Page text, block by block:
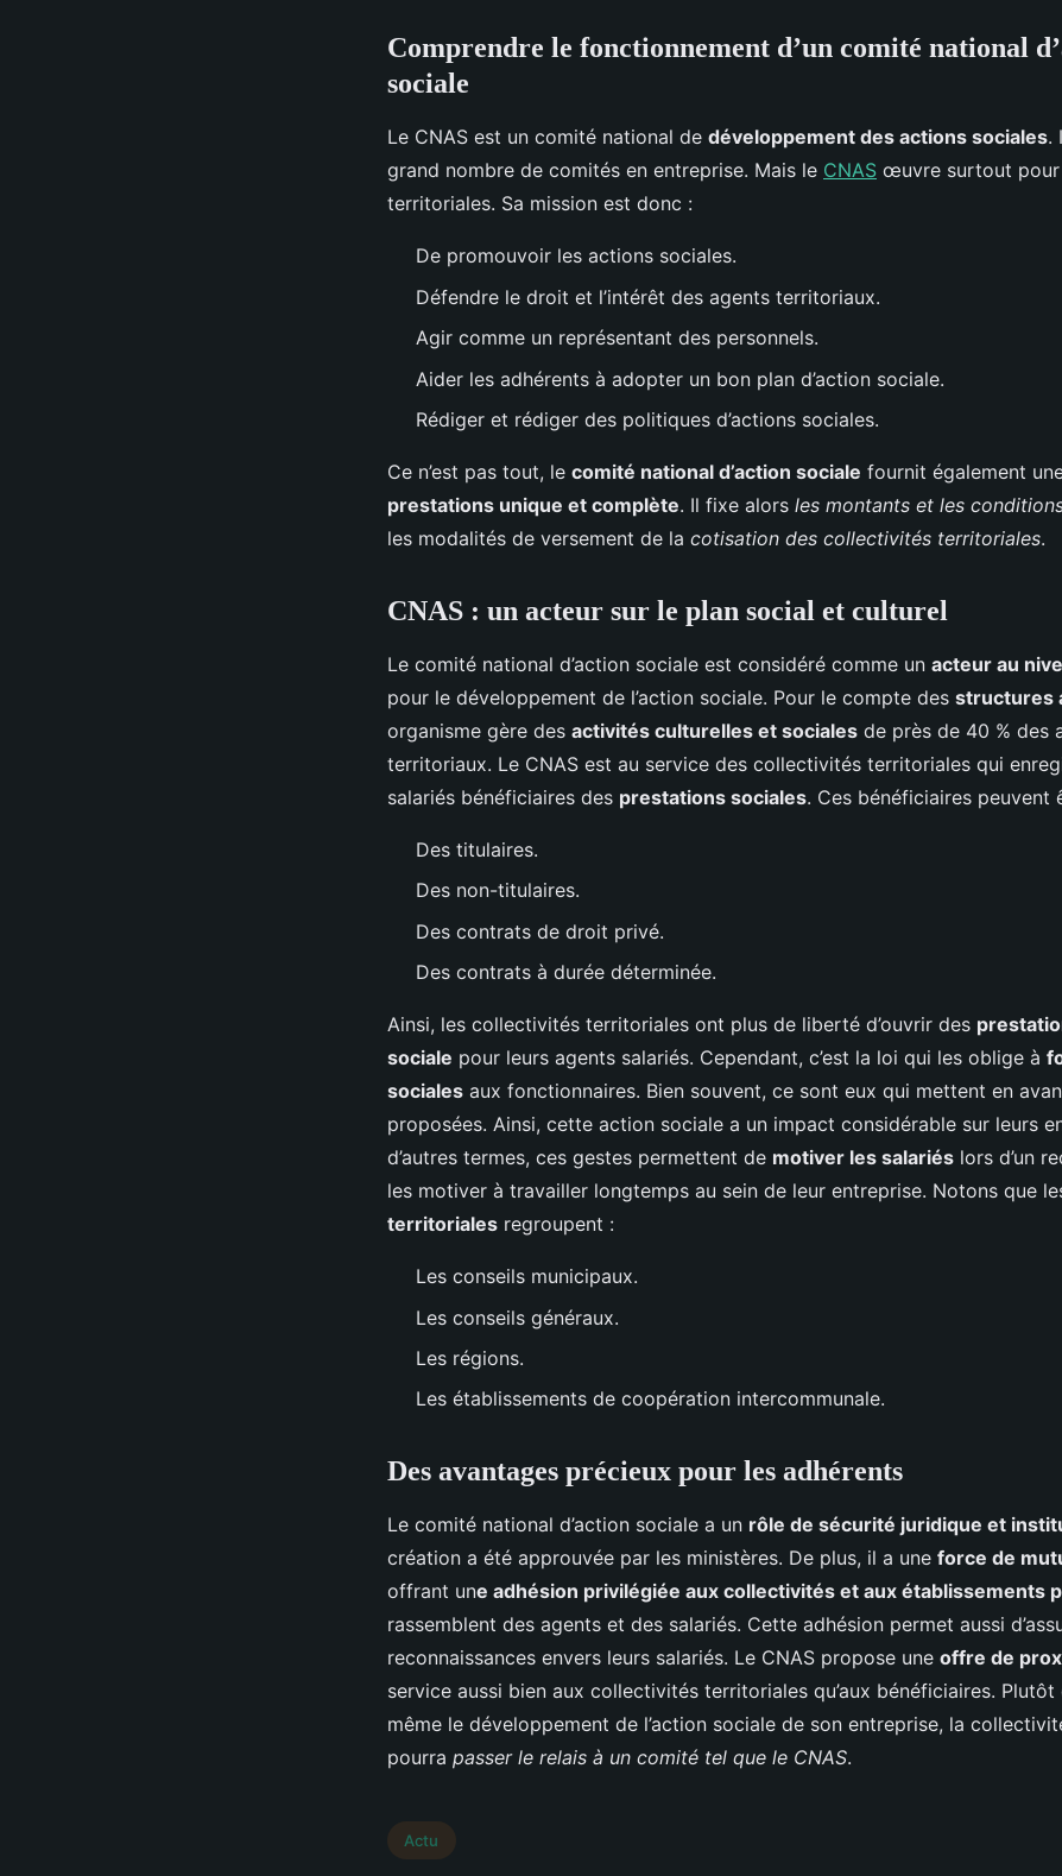
Comprendre le fonctionnement d’un comité national
sociale
Le CNAS est un comité national de développement des actions sociales.
grand nombre de comités en entreprise. Mais le CNAS œuvre surtout
territoriales. Sa mission est donc :
De promouvoir les actions sociales.
Défendre le droit et l’intérêt des agents territoriaux.
Agir comme un représentant des personnels.
Aider les adhérents à adopter un bon plan d’action sociale.
Rédiger et rédiger des politiques d’actions sociales.
Ce n’est pas tout, le comité national d’action sociale fournit également
prestations unique et complète. Il fixe alors les montants et les
les modalités de versement de la cotisation des collectivités territoriales.
CNAS : un acteur sur le plan social et culturel
Le comité national d’action sociale est considéré comme un acteur au
pour le développement de l’action sociale. Pour le compte des structures
organisme gère des activités culturelles et sociales de près de 40 % des
territoriaux. Le CNAS est au service des collectivités territoriales qui
salariés bénéficiaires des prestations sociales. Ces bénéficiaires peuvent
Des titulaires.
Des non-titulaires.
Des contrats de droit privé.
Des contrats à durée déterminée.
Ainsi, les collectivités territoriales ont plus de liberté d’ouvrir des
sociale pour leurs agents salariés. Cependant, c’est la loi qui les oblige à
sociales aux fonctionnaires. Bien souvent, ce sont eux qui mettent en
proposées. Ainsi, cette action sociale a un impact considérable sur leurs
d’autres termes, ces gestes permettent de motiver les salariés lors d’un
les motiver à travailler longtemps au sein de leur entreprise. Notons que
territoriales regroupent :
Les conseils municipaux.
Les conseils généraux.
Les régions.
Les établissements de coopération intercommunale.
Des avantages précieux pour les adhérents
Le comité national d’action sociale a un rôle de sécurité juridique et
création a été approuvée par les ministères. De plus, il a une force de
offrant une adhésion privilégiée aux collectivités et aux établissements
rassemblent des agents et des salariés. Cette adhésion permet aussi
reconnaissances envers leurs salariés. Le CNAS propose une offre de
service aussi bien aux collectivités territoriales qu’aux bénéficiaires.
même le développement de l’action sociale de son entreprise, la
pourra passer le relais à un comité tel que le CNAS.
Actu